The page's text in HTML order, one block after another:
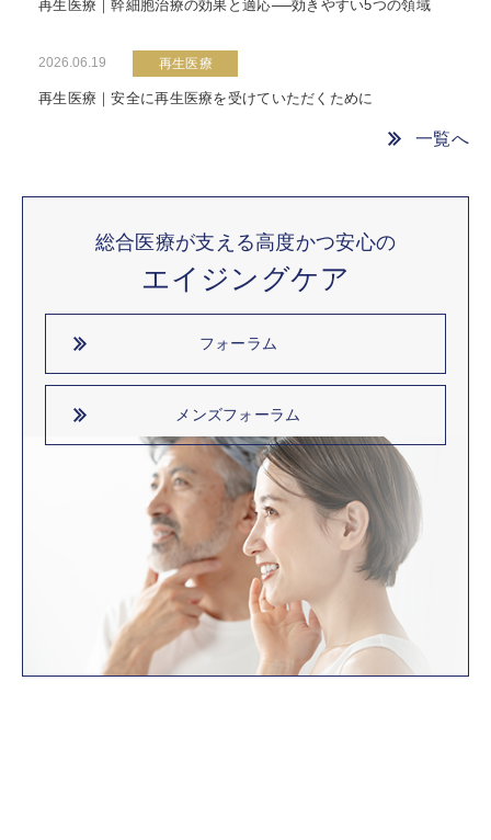
再生医療｜幹細胞治療の効果と適応──効きやすい5つの領域
2026.06.19 再生医療
再生医療｜安全に再生医療を受けていただくために
一覧へ
総合医療が支える高度かつ安心の
エイジングケア
フォーラム
メンズフォーラム